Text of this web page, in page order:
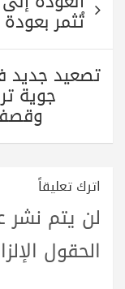
المقالات
تُثمر بعودة
تصعيد
جوية
اترك تعليقاً
لن يتم نشر
الحقول